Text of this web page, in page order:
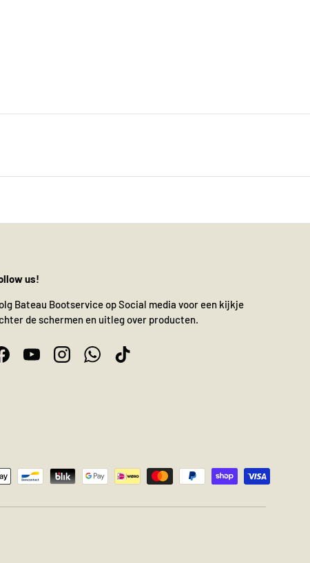
us!
Bateau Bootservice op Social media voor een kijkje
de schermen en uitleg over producten.
FacebookYouTubeInstagramWhatsAppTikTok